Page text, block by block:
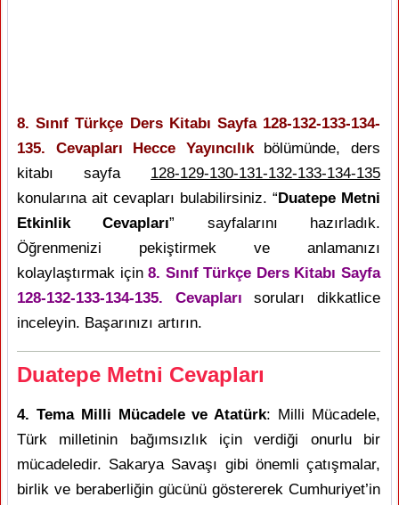
8. Sınıf Türkçe Ders Kitabı Sayfa 128-132-133-134-
135. Cevapları Hecce Yayıncılıkbölümünde, ders
kitabı sayfa 128-129-130-131-132-133-134-135
konularına ait cevapları bulabilirsiniz. “Duatepe Metni
Etkinlik Cevapları” sayfalarını hazırladık.
Öğrenmenizi pekiştirmek ve anlamanızı
kolaylaştırmak için8. Sınıf Türkçe Ders Kitabı Sayfa
128-132-133-134-135. Cevapları soruları dikkatlice
inceleyin. Başarınızı artırın.
Duatepe Metni Cevapları
4. Tema Milli Mücadele ve Atatürk: Milli Mücadele,
Türk milletinin bağımsızlık için verdiği onurlu bir
mücadeledir. Sakarya Savaşı gibi önemli çatışmalar,
birlik ve beraberliğin gücünü göstererek Cumhuriyet’in